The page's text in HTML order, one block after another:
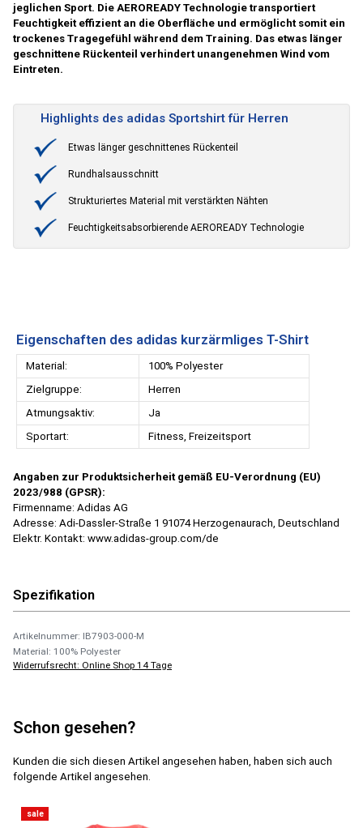
jeglichen Sport. Die AEROREADY Technologie transportiert
Feuchtigkeit effizient an die Oberfläche und ermöglicht somit ein
trockenes Tragegefühl während dem Training. Das etwas länger
geschnittene Rückenteil verhindert unangenehmen Wind vom
Eintreten.
Highlights des adidas Sportshirt für Herren
Etwas länger geschnittenes Rückenteil
Rundhalsausschnitt
Strukturiertes Material mit verstärkten Nähten
Feuchtigkeitsabsorbierende AEROREADY Technologie
Eigenschaften des adidas kurzärmliges T-Shirt
Material:
100% Polyester
Zielgruppe:
Herren
Atmungsaktiv:
Ja
Sportart:
Fitness, Freizeitsport
Angaben zur Produktsicherheit gemäß EU-Verordnung (EU)
2023/988 (GPSR):
Firmenname: Adidas AG
Adresse: Adi-Dassler-Straße 1 91074 Herzogenaurach, Deutschland
Elektr. Kontakt: www.adidas-group.com/de
Spezifikation
Artikelnummer: IB7903-000-M
Material: 100% Polyester
Widerrufsrecht: Online Shop 14 Tage
Schon gesehen?
Kunden die sich diesen Artikel angesehen haben, haben sich auch
folgende Artikel angesehen.
sale